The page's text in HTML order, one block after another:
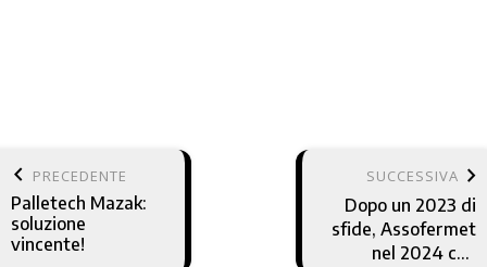
keyboard_arrow_left PRECEDENTE
Palletech Mazak:
soluzione
vincente!
SUCCESSIVA keyboard_arrow_right
Dopo un 2023 di
sfide, Assofermet
nel 2024 con